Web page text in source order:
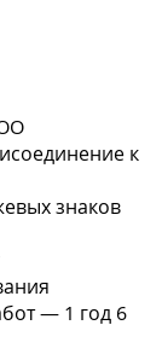
к
знаков
— 1 год 6